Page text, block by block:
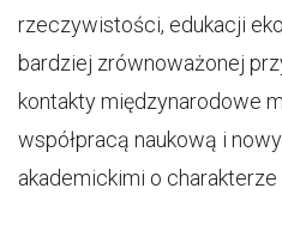
rzeczywistości, edukacji
bardziej zrównoważonej
kontakty międzynarodowe
współpracą naukową i
akademickimi o